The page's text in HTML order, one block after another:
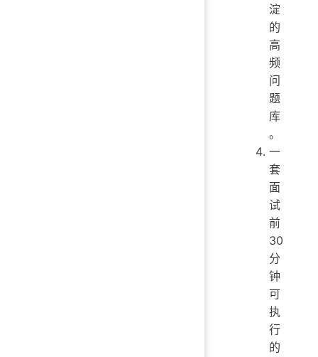
淀
的
高
频
问
题
库
。
一
套
面
试
前
30
分
钟
可
执
行
的